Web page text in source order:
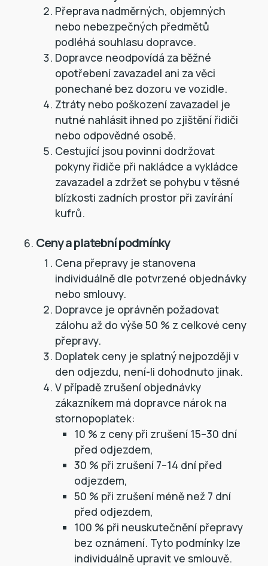
Přeprava nadměrných, objemných
nebo nebezpečných předmětů
podléhá souhlasu dopravce.
Dopravce neodpovídá za běžné
opotřebení zavazadel ani za věci
ponechané bez dozoru ve vozidle.
Ztráty nebo poškození zavazadel je
nutné nahlásit ihned po zjištění řidiči
nebo odpovědné osobě.
Cestující jsou povinni dodržovat
pokyny řidiče při nakládce a vykládce
zavazadel a zdržet se pohybu v těsné
blízkosti zadních prostor při zavírání
kufrů.
Ceny a platební podmínky
Cena přepravy je stanovena
individuálně dle potvrzené objednávky
nebo smlouvy.
Dopravce je oprávněn požadovat
zálohu až do výše 50 % z celkové ceny
přepravy.
Doplatek ceny je splatný nejpozději v
den odjezdu, není-li dohodnuto jinak.
V případě zrušení objednávky
zákazníkem má dopravce nárok na
stornopoplatek:
10 % z ceny při zrušení 15–30 dní
před odjezdem,
30 % při zrušení 7–14 dní před
odjezdem,
50 % při zrušení méně než 7 dní
před odjezdem,
100 % při neuskutečnění přepravy
bez oznámení. Tyto podmínky lze
individuálně upravit ve smlouvě.